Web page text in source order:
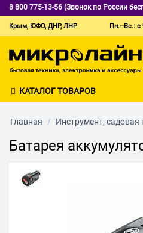
8 800 775-13-56 (Звонок по России
Крым, ЮФО, ДНР, ЛНР Пн.–Вс.: с
КАТАЛОГ ТОВАРОВ
Главная / Инструмент, садовая
Батарея